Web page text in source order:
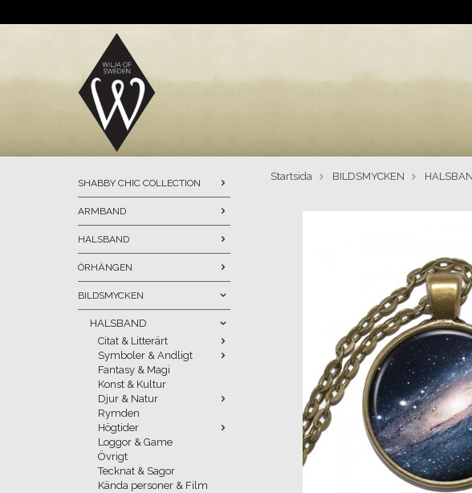
SHABBY CHIC COLLECTION
ARMBAND
HALSBAND
ÖRHÄNGEN
BILDSMYCKEN
HALSBAND
Citat & Litterärt
Symboler & Andligt
Fantasy & Magi
Konst & Kultur
Djur & Natur
Rymden
Högtider
Loggor & Game
Övrigt
Tecknat & Sagor
Kända personer & Film
Startsida BILDSMYCKEN